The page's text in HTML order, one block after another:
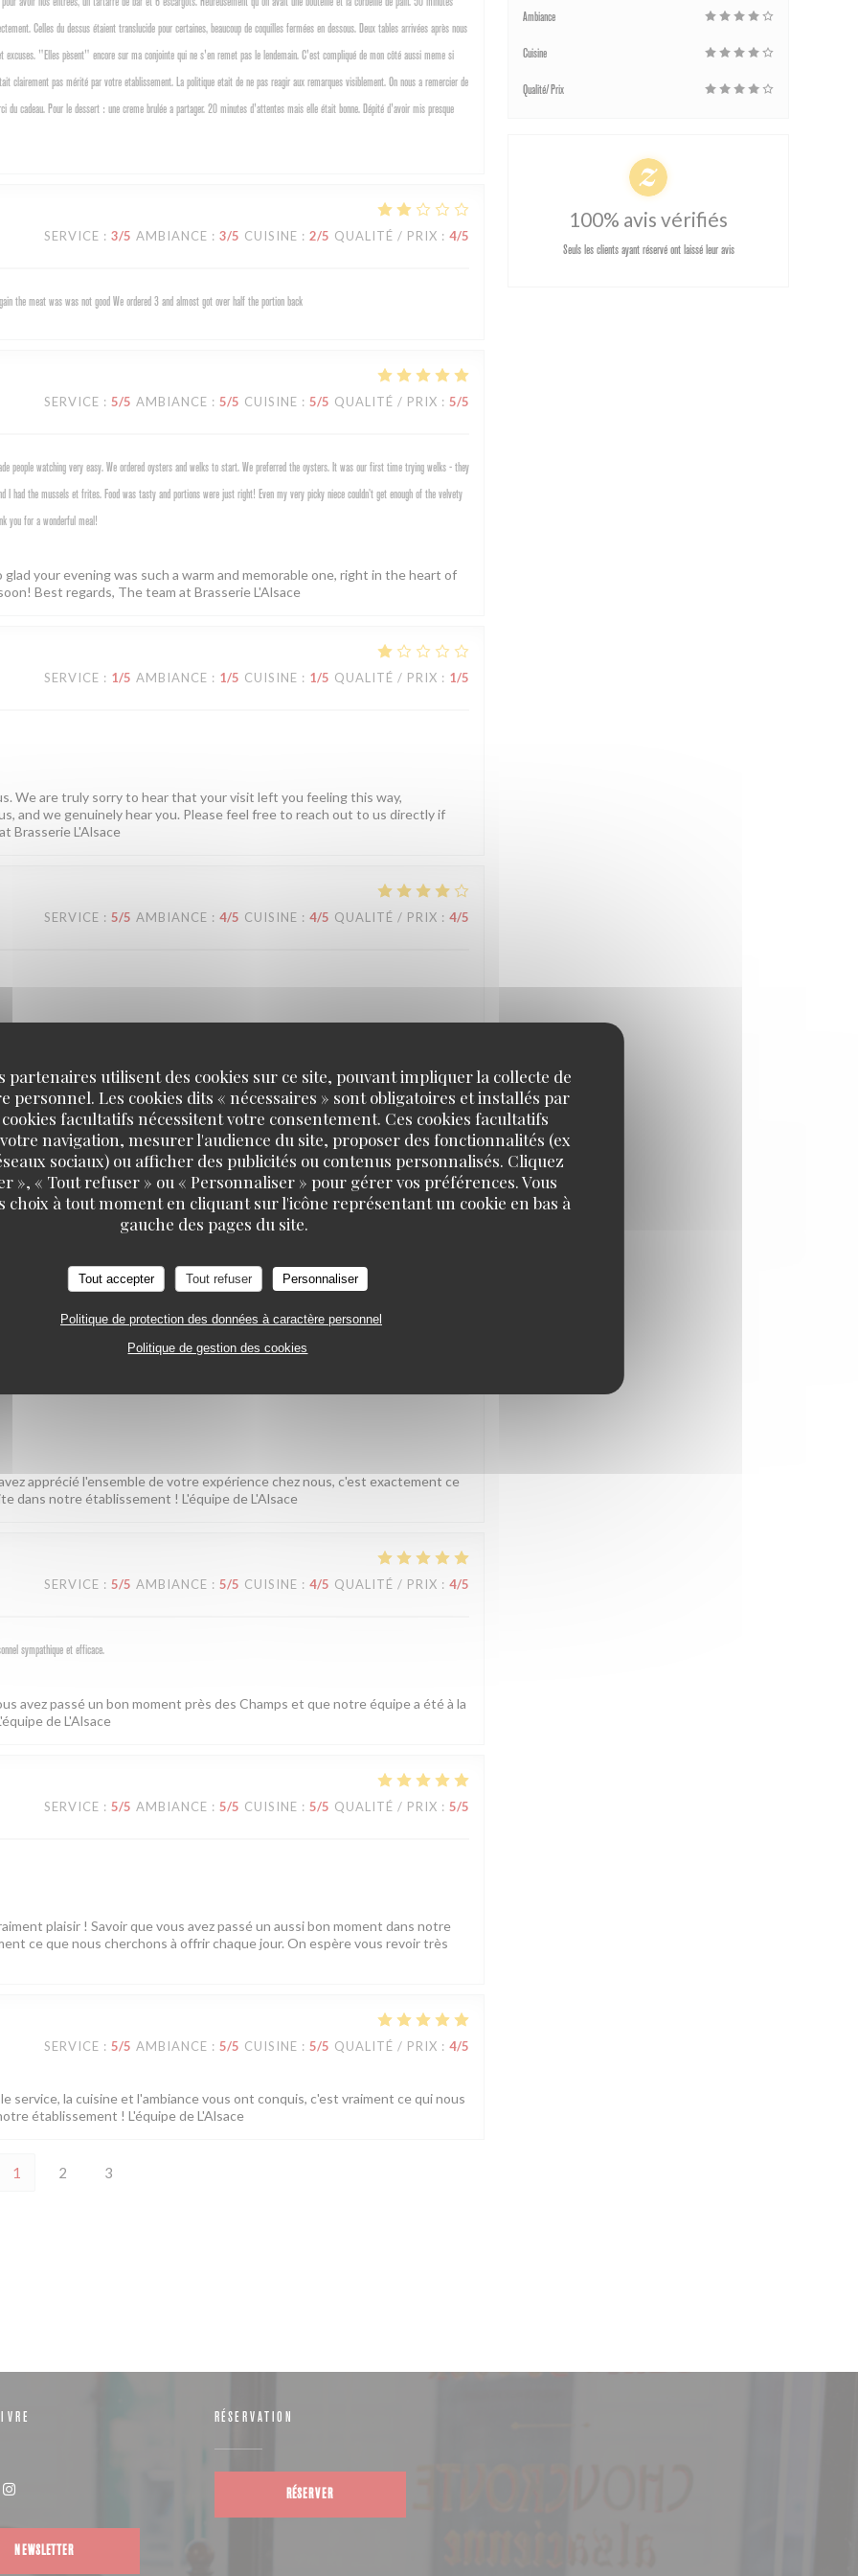
partenaires utilisent des cookies sur ce site, pouvant impliquer la collecte de
personnel. Les cookies dits « nécessaires » sont obligatoires et installés par
facultatifs nécessitent votre consentement. Ces cookies facultatifs
navigation, mesurer l'audience du site, proposer des fonctionnalités (ex
sociaux) ou afficher des publicités ou contenus personnalisés. Cliquez
», « Tout refuser » ou « Personnaliser » pour gérer vos préférences. Vous
choix à tout moment en cliquant sur l'icône représentant un cookie en bas à
gauche des pages du site.
Tout accepter Tout refuser Personnaliser
Politique de protection des données à caractère personnel
Politique de gestion des cookies
Celles du dessus étaient translucide pour certaines, beaucoup de coquilles fermées en dessous. Deux tables arrivées après nous
"Elles pèsent" encore sur ma conjointe qui ne s'en remet pas le lendemain. C'est compliqué de mon côté aussi meme si
pas mérité par votre etablissement. La politique etait de ne pas reagir aux remarques visiblement. On nous a remercier de
cadeau. Pour le dessert : une creme brulée a partager. 20 minutes d'attentes mais elle était bonne. Dépité d'avoir mis presque
SERVICE : 3/5 AMBIANCE : 3/5 CUISINE : 2/5 QUALITÉ / PRIX : 4/5
the meat was was not good We ordered 3 and almost got over half the portion back
SERVICE : 5/5 AMBIANCE : 5/5 CUISINE : 5/5 QUALITÉ / PRIX : 5/5
people watching very easy. We ordered oysters and welks to start. We preferred the oysters. It was our first time trying welks - they
I had the mussels et frites. Food was tasty and portions were just right! Even my very picky niece couldn’t get enough of the velvety
you for a wonderful meal!
your evening was such a warm and memorable one, right in the heart of
Best regards, The team at Brasserie L'Alsace
SERVICE : 1/5 AMBIANCE : 1/5 CUISINE : 1/5 QUALITÉ / PRIX : 1/5
We are truly sorry to hear that your visit left you feeling this way,
and we genuinely hear you. Please feel free to reach out to us directly if
Brasserie L'Alsace
SERVICE : 5/5 AMBIANCE : 4/5 CUISINE : 4/5 QUALITÉ / PRIX : 4/5
! Nous sommes ravis que notre équipe vous ait bien accompagnée. À
de la brasserie L'Alsace.
SERVICE: 5 /5 AMBIANCE: 5/5 CUISINE : 4/5 QUALITÉ / PRIX: 4/5
Sie einen so schönen Abend bei uns verbracht haben. Was den Preis
freuen uns, Sie bald wieder bei uns begrüßen zu dürfen! Bis bald!
apprécié l'ensemble de votre expérience chez nous, c'est exactement ce
dans notre établissement ! L'équipe de L'Alsace
SERVICE : 5/5 AMBIANCE : 5/5 CUISINE : 4/5 QUALITÉ / PRIX : 4/5
sympathique et efficace.
avez passé un bon moment près des Champs et que notre équipe a été à la
de L'Alsace
SERVICE : 5/5 AMBIANCE : 5/5 CUISINE : 5/5 QUALITÉ / PRIX : 5/5
plaisir ! Savoir que vous avez passé un aussi bon moment dans notre
ce que nous cherchons à offrir chaque jour. On espère vous revoir très
SERVICE : 5/5 AMBIANCE : 5/5 CUISINE : 5/5 QUALITÉ / PRIX : 4/5
service, la cuisine et l'ambiance vous ont conquis, c'est vraiment ce qui nous
établissement ! L'équipe de L'Alsace
1 2 3
Ambiance
Cuisine
Qualité/Prix
100% avis vérifiés
Seuls les clients ayant réservé ont laissé leur avis
NEWSLETTER
RÉSERVATION
RÉSERVER